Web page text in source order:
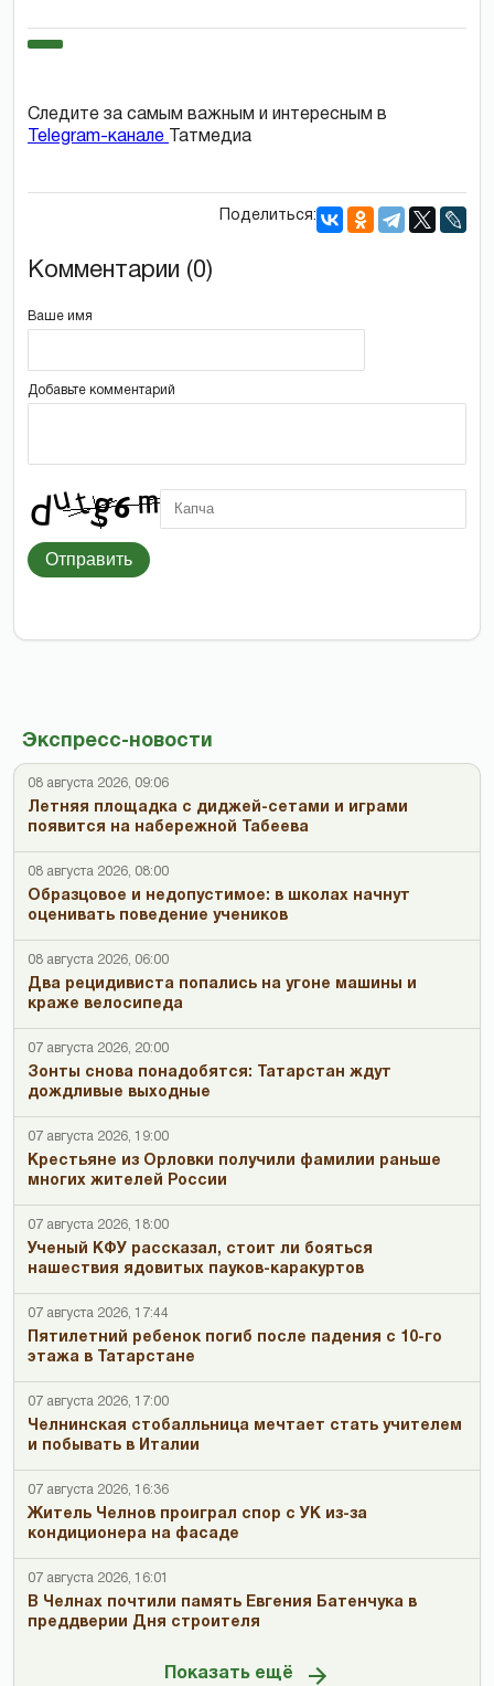
Экспресс-новости
08 августа 2026, 09:06
Летняя площадка с диджей-сетами и играми
появится на набережной Табеева
08 августа 2026, 08:00
Образцовое и недопустимое: в школах начнут
оценивать поведение учеников
08 августа 2026, 06:00
Два рецидивиста попались на угоне машины и
краже велосипеда
07 августа 2026, 20:00
Зонты снова понадобятся: Татарстан ждут
дождливые выходные
07 августа 2026, 19:00
Крестьяне из Орловки получили фамилии раньше
многих жителей России
07 августа 2026, 18:00
Ученый КФУ рассказал, стоит ли бояться
нашествия ядовитых пауков-каракуртов
07 августа 2026, 17:44
Пятилетний ребенок погиб после падения с 10-го
этажа в Татарстане
07 августа 2026, 17:00
Челнинская стобалльница мечтает стать учителем
и побывать в Италии
07 августа 2026, 16:36
Житель Челнов проиграл спор с УК из-за
кондиционера на фасаде
07 августа 2026, 16:01
В Челнах почтили память Евгения Батенчука в
преддверии Дня строителя
Показать ещё
Следите за самым важным и интересным в
Telegram-канале
Татмедиа
Поделиться:
Комментарии (0)
Ваше имя
Добавьте комментарий
Отправить